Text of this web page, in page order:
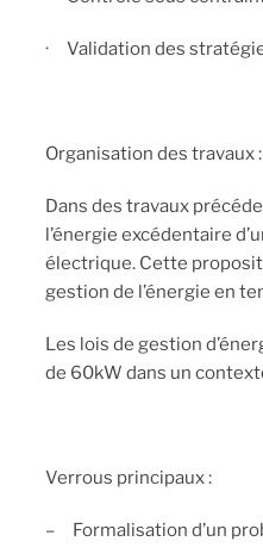
· Validation des
Organisation des travaux :
Dans des travaux
l’énergie excédentaire
électrique. Cette
gestion de l’énergie en
Les lois de gestion
de 60kW dans un
Verrous principaux :
– Formalisation d’un